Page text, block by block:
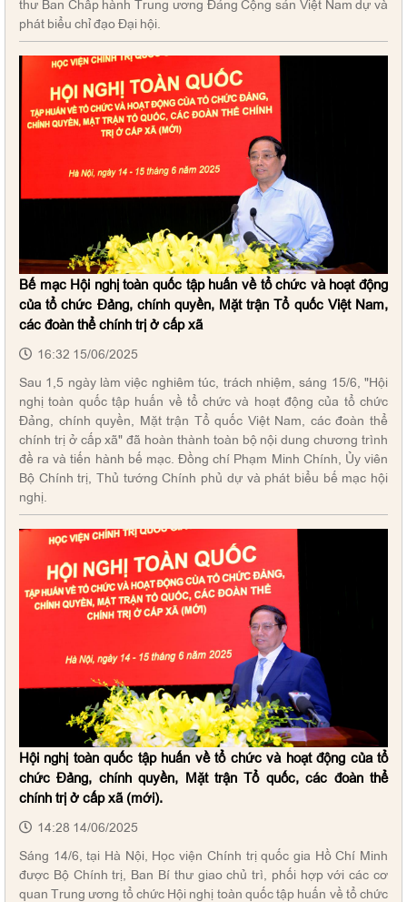
phát biểu chỉ đạo Đại hội.
Bế mạc Hội nghị toàn quốc tập huấn về tổ chức và hoạt động
của tổ chức Đảng, chính quyền, Mặt trận Tổ quốc Việt Nam,
các đoàn thể chính trị ở cấp xã
16:32 15/06/2025
Sau 1,5 ngày làm việc nghiêm túc, trách nhiệm, sáng 15/6, "Hội
nghị toàn quốc tập huấn về tổ chức và hoạt động của tổ chức
Đảng, chính quyền, Mặt trận Tổ quốc Việt Nam, các đoàn thể
chính trị ở cấp xã" đã hoàn thành toàn bộ nội dung chương trình
đề ra và tiến hành bế mạc. Đồng chí Phạm Minh Chính, Ủy viên
Bộ Chính trị, Thủ tướng Chính phủ dự và phát biểu bế mạc hội
nghị.
Hội nghị toàn quốc tập huấn về tổ chức và hoạt động của tổ
chức Đảng, chính quyền, Mặt trận Tổ quốc, các đoàn thể
chính trị ở cấp xã (mới).
14:28 14/06/2025
Sáng 14/6, tại Hà Nội, Học viện Chính trị quốc gia Hồ Chí Minh
được Bộ Chính trị, Ban Bí thư giao chủ trì, phối hợp với các cơ
quan Trung ương tổ chức Hội nghị toàn quốc tập huấn về tổ chức